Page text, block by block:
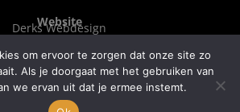
Website
Derks Webdesign
Fotografie
Hick Fotografie
Frank van Welie
Tekst
Corry Fontein–De Haan
om ervoor te zorgen dat onze site zo
Als je doorgaat met het gebruiken van
we ervan uit dat je ermee instemt.